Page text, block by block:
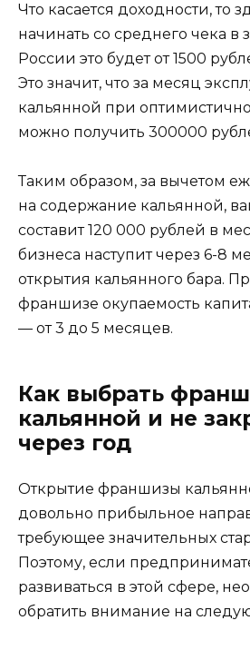
Что касается доходности, то
начинать со среднего чека в
России это будет от 1500
Это значит, что за месяц
кальянной при
можно получить 300000
Таким образом, за вычетом
на содержание кальянной,
составит 120 000 рублей в
бизнеса наступит через 6-8
открытия кальянного бара.
франшизе окупаемость
— от 3 до 5 месяцев.
Как выбрать
кальянной и не
через год
Открытие франшизы
довольно прибыльное
требующее значительных
Поэтому, если
развиваться в этой сфере,
обратить внимание на